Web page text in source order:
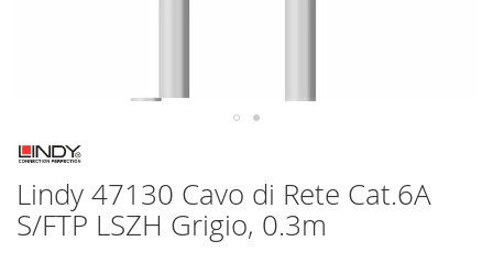
Vai
all'inizio
della
galleria
di
Lindy 47130 Cavo di Rete Cat.6A
S/FTP LSZH Grigio, 0.3m